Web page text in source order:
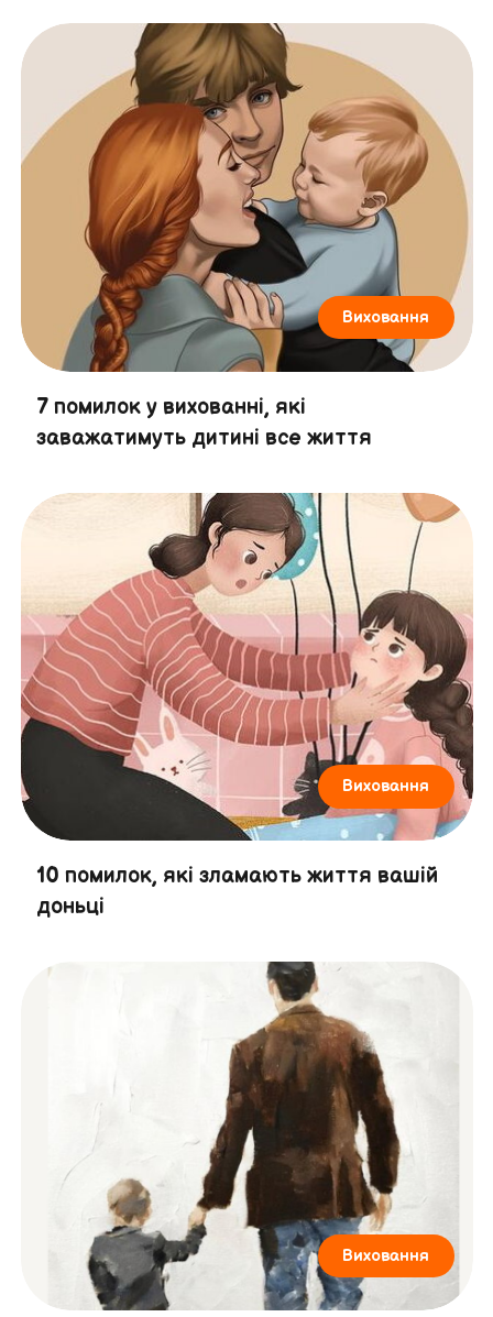
Виховання
7 помилок у вихованні, які
заважатимуть дитині все життя
Виховання
10 помилок, які зламають життя вашій
доньці
Виховання